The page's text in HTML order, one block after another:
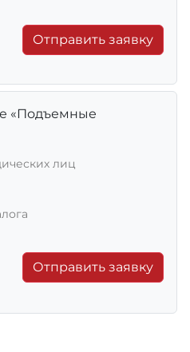
Отправить заявку
«Подъемные
лиц
Отправить заявку